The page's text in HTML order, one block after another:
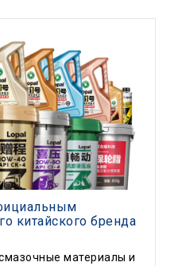
китайского бренда
материалы и